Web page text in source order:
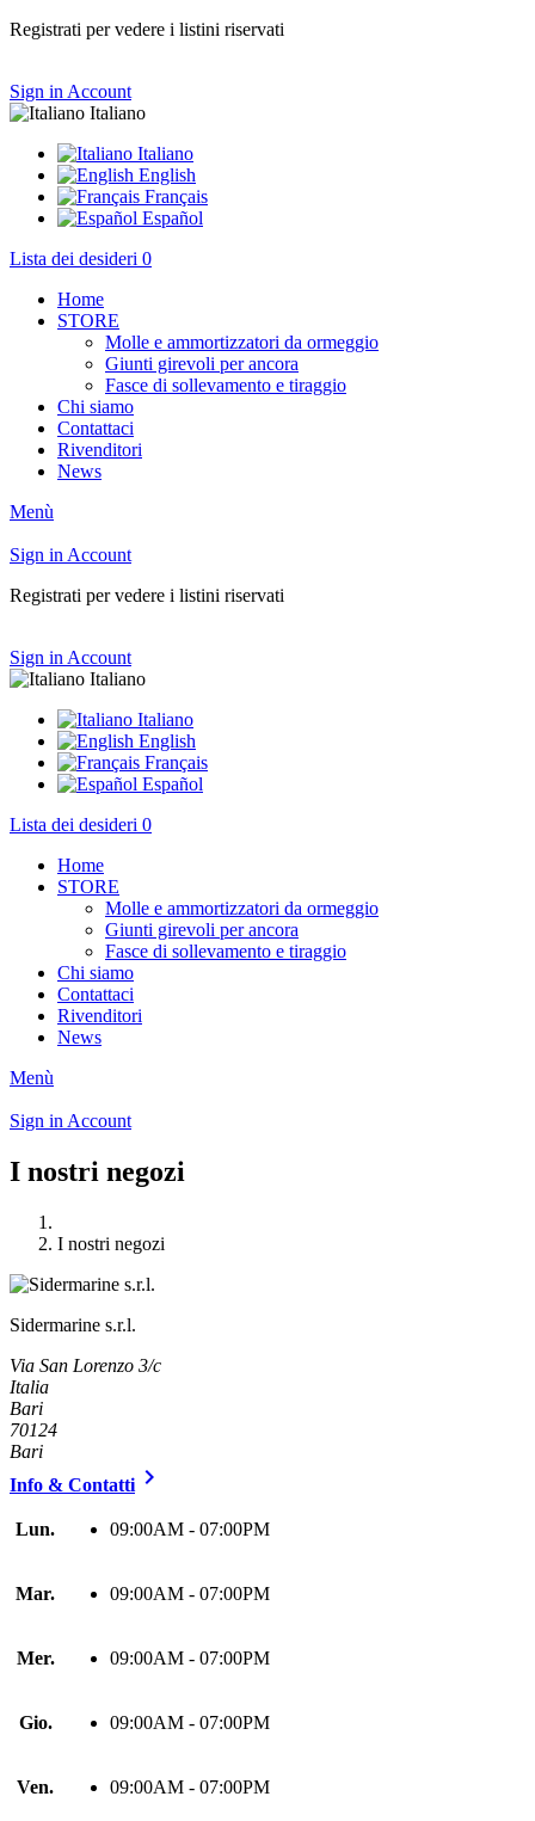
Registrati per vedere i listini riservati
Sign in Account
Italiano
Italiano
English
Français
Español
Lista dei desideri 0
Home
STORE
Molle e ammortizzatori da ormeggio
Giunti girevoli per ancora
Fasce di sollevamento e tiraggio
Chi siamo
Contattaci
Rivenditori
News
Menù
Sign in Account
Registrati per vedere i listini riservati
Sign in Account
Italiano
Italiano
English
Français
Español
Lista dei desideri 0
Home
STORE
Molle e ammortizzatori da ormeggio
Giunti girevoli per ancora
Fasce di sollevamento e tiraggio
Chi siamo
Contattaci
Rivenditori
News
Menù
Sign in Account
I nostri negozi
I nostri negozi
Sidermarine s.r.l.
Via San Lorenzo 3/c
Italia
Bari
70124
Bari
Info & Contatti 
Lun. 09:00AM - 07:00PM
Mar. 09:00AM - 07:00PM
Mer. 09:00AM - 07:00PM
Gio. 09:00AM - 07:00PM
Ven. 09:00AM - 07:00PM